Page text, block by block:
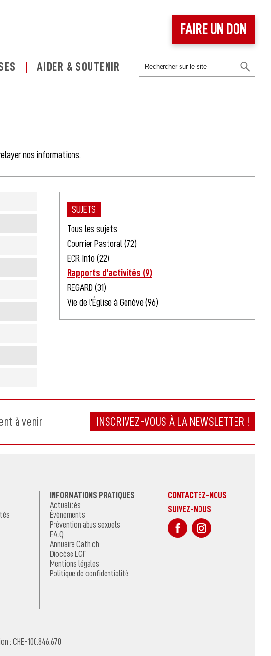
AIDER & SOUTENIR
FAIRE UN DON
nos informations.
SUJETS
Tous les sujets
Courrier Pastoral (72)
ECR Info (22)
Rapports d'activités (9)
REGARD (31)
Vie de l'Église à Genève (96)
à venir INSCRIVEZ-VOUS À LA NEWSLETTER !
INFORMATIONS PRATIQUES
Actualités
Événements
Prévention abus sexuels
F.A.Q
Annuaire Cath.ch
Diocèse LGF
Mentions légales
Politique de confidentialité
CONTACTEZ-NOUS
SUIVEZ-NOUS
sur Facebook
: CHE-100.846.670